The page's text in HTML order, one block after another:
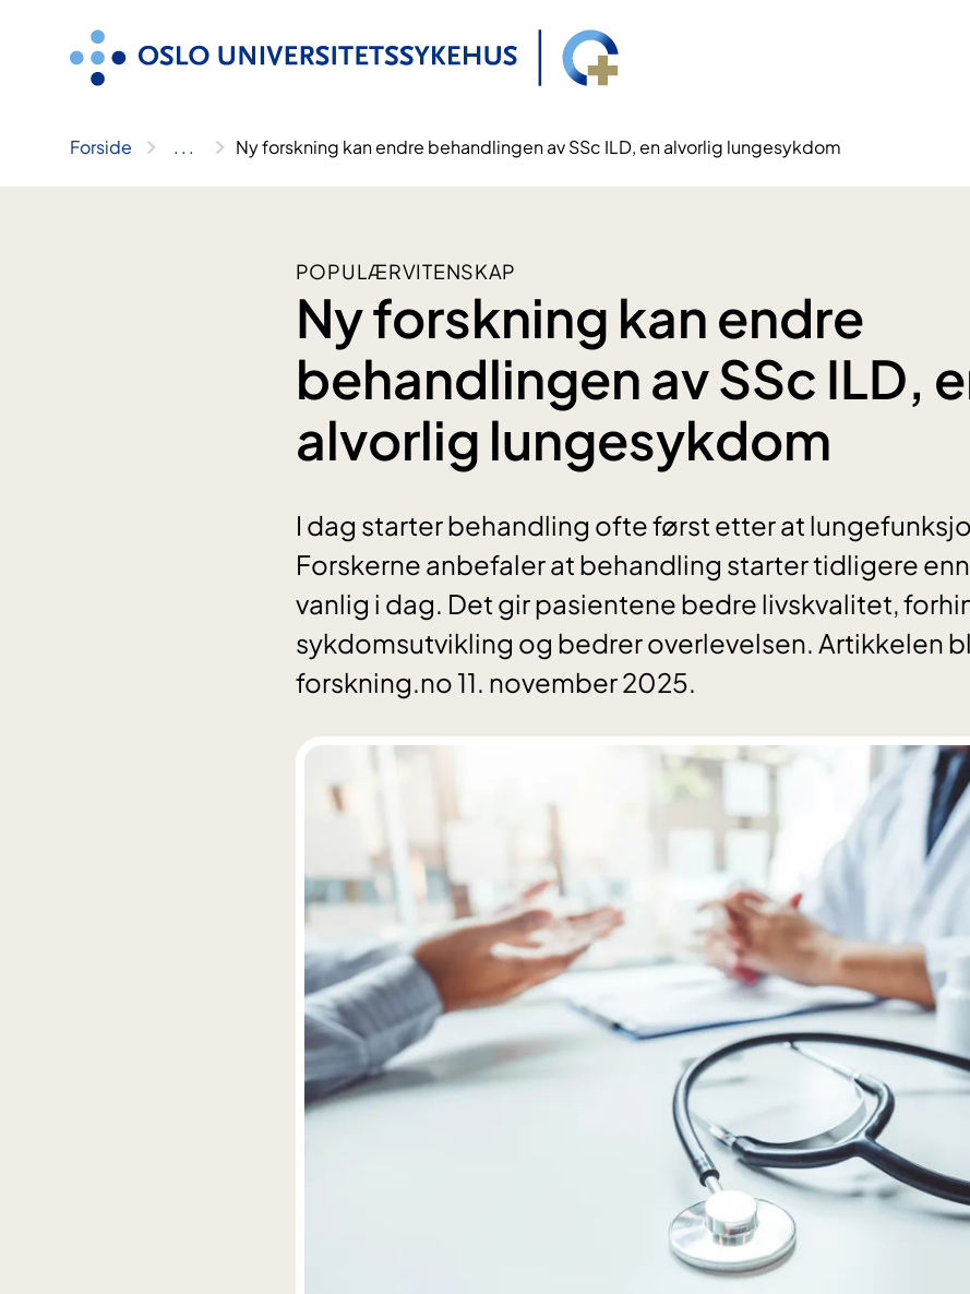
Forside .. . Ny forskning kan endre behandlingen av SSc ILD, en alvorlig lungesykdom
POPULÆRVITENSKAP
Ny forskning kan endre
behandlingen av SSc ILD,
alvorlig lungesykdom
I dag starter behandling ofte først etter at
Forskerne anbefaler at behandling starter tidligere
vanlig i dag. Det gir pasientene bedre livskvalitet,
sykdomsutvikling og bedrer overlevelsen. Artikkelen
forskning.no 11. november 2025.